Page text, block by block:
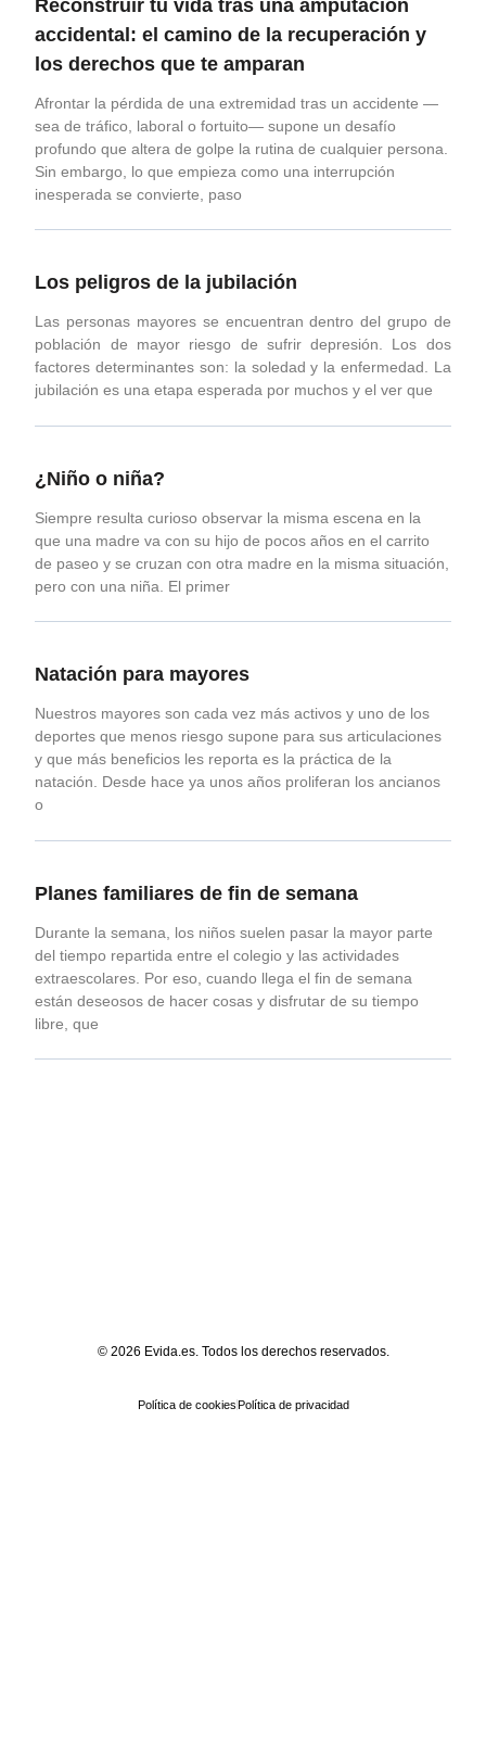
Reconstruir tu vida tras una amputación
accidental: el camino de la recuperación y
los derechos que te amparan
Afrontar la pérdida de una extremidad tras un accidente —
sea de tráfico, laboral o fortuito— supone un desafío
profundo que altera de golpe la rutina de cualquier persona.
Sin embargo, lo que empieza como una interrupción
inesperada se convierte, paso
Los peligros de la jubilación
Las personas mayores se encuentran dentro del grupo de
población de mayor riesgo de sufrir depresión. Los dos
factores determinantes son: la soledad y la enfermedad. La
jubilación es una etapa esperada por muchos y el ver que
¿Niño o niña?
Siempre resulta curioso observar la misma escena en la
que una madre va con su hijo de pocos años en el carrito
de paseo y se cruzan con otra madre en la misma situación,
pero con una niña. El primer
Natación para mayores
Nuestros mayores son cada vez más activos y uno de los
deportes que menos riesgo supone para sus articulaciones
y que más beneficios les reporta es la práctica de la
natación. Desde hace ya unos años proliferan los ancianos
o
Planes familiares de fin de semana
Durante la semana, los niños suelen pasar la mayor parte
del tiempo repartida entre el colegio y las actividades
extraescolares. Por eso, cuando llega el fin de semana
están deseosos de hacer cosas y disfrutar de su tiempo
libre, que
© 2026 Evida.es. Todos los derechos reservados.
Política de cookiesPolítica de privacidad